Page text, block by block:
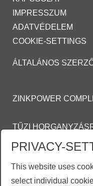
IMPRESSZUM
ADATVÉDELEM
COOKIE-SETTINGS
ÁLTALÁNOS
ZINKPOWER
TŰZI
HORGANYZOTT
SZERZŐDÉSI
PRIVACY-
This website uses
select individual